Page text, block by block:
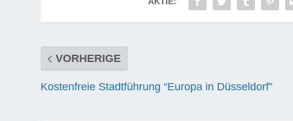
VORHERIGE
Kostenfreie Stadtführung “Europa in Düsseldorf”